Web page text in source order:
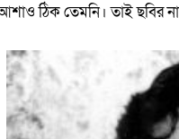
ঠিক তেমনি। তাই ছবির